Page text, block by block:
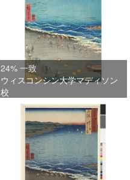
24% 一致
ウィスコンシン大学マディソン
校